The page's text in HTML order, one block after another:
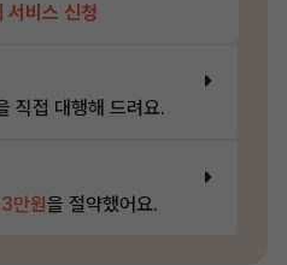
서비스 신청
직접 대행해 드려요.
만원을 절약했어요.